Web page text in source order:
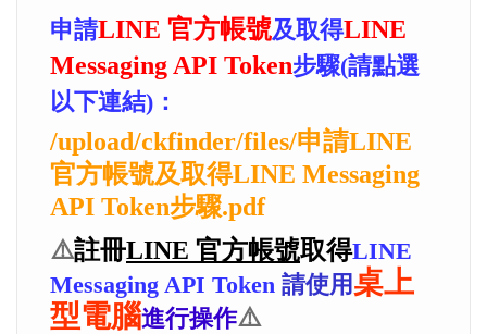
申請LINE 官方帳號及取得LINE
Messaging API Token步驟(請點選
以下連結)：
/upload/ckfinder/files/申請LINE
官方帳號及取得LINE Messaging
API Token步驟.pdf
⚠️註冊LINE 官方帳號取得LINE
Messaging API Token 請使用 桌上
型電腦進行操作⚠️